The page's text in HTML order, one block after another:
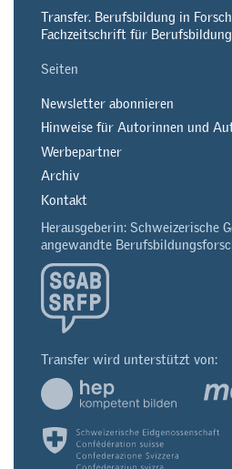
Transfer. Berufsbildung in
Fachzeitschrift für
Seiten
Newsletter abonnieren
Hinweise für Autorinnen und
Werbepartner
Archiv
Kontakt
Herausgeberin: Schweizerische
angewandte
Transfer wird unterstützt von: